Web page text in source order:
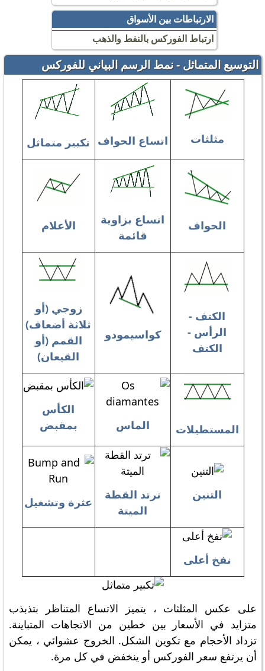
الارتباطات بين الأسواق
ارتباط الفوركس بالنفط والذهب
التوسيع المتماثل - نمط الرسم البياني للفوركس
مثلثات اتساع الحواف تكبير متماثل
الحواف
اتساع بزاوية
قائمة
الأعلام
الكتف -
الرأس -
الكتف
كواسيمودو
زوجي (أو
ثلاثة أضعاف)
القمم (أو
القيعان)
المستطيلات الماس
الكأس
بمقبض
التنين
ترتد القطة
الميتة
عثرة وتشغيل
نفخ أعلى
على عكس المثلثات ، يتميز الاتساع المتناظر بتذبذب
متزايد في الأسعار بين خطين من الاتجاهات المتباينة.
تزداد الأحجام مع تكوين الشكل. الخروج عشوائي ، يمكن
أن يرتفع سعر الفوركس أو ينخفض ​​في كل مرة.